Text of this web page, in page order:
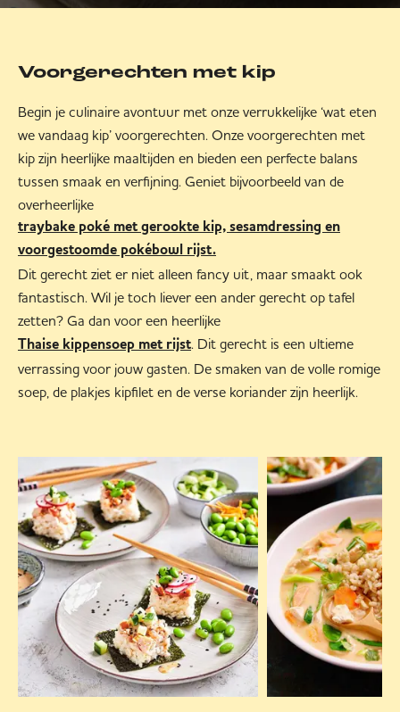
Voorgerechten met kip
Begin je culinaire avontuur met onze verrukkelijke ‘wat eten
we vandaag kip’ voorgerechten. Onze voorgerechten met
kip zijn heerlijke maaltijden en bieden een perfecte balans
tussen smaak en verfijning. Geniet bijvoorbeeld van de
overheerlijke
traybake poké met gerookte kip, sesamdressing en
voorgestoomde pokébowl rijst.
Dit gerecht ziet er niet alleen fancy uit, maar smaakt ook
fantastisch. Wil je toch liever een ander gerecht op tafel
zetten? Ga dan voor een heerlijke
Thaise kippensoep met rijst. Dit gerecht is een ultieme
verrassing voor jouw gasten. De smaken van de volle romige
soep, de plakjes kipfilet en de verse koriander zijn heerlijk.